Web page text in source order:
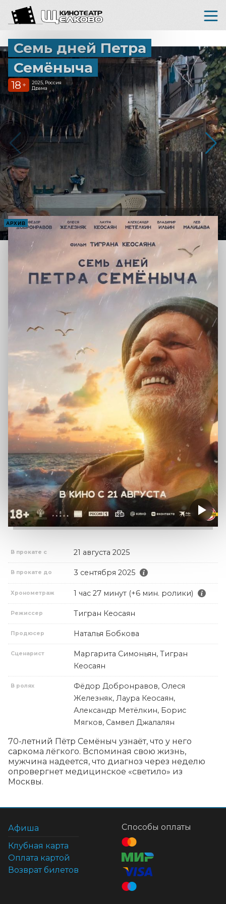
Семь дней Петра
Семёныча
18 +
2025, Россия
Драма
АРХИВ
В прокате с 21 августа 2025
В прокате до 3 сентября 2025
Хронометраж 1 час 27 минут (+6 мин. ролики)
Режиссер Тигран Кеосаян
Продюсер Наталья Бобкова
Сценарист
Маргарита Симоньян, Тигран
Кеосаян
В ролях
Фёдор Добронравов, Олеся
Железняк, Лаура Кеосаян,
Александр Метёлкин, Борис
Мягков, Самвел Джалалян
70-летний Пётр Семёныч узнаёт, что у него
саркома лёгкого. Вспоминая свою жизнь,
мужчина надеется, что диагноз через неделю
опровергнет медицинское «светило» из
Москвы.
Афиша
Клубная карта
Оплата картой
Возврат билетов
Способы оплаты